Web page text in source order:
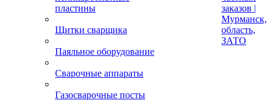
пластины
Щитки сварщика
Паяльное оборудование
Сварочные аппараты
Газосварочные посты
заказов |
Мурманск,
область,
ЗАТО